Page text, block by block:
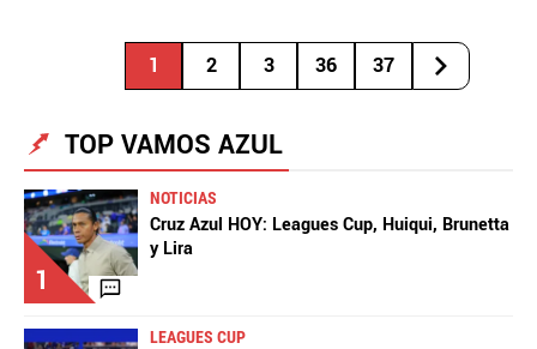
1 2 3 36 37
TOP VAMOS AZUL
1
NOTICIAS
Cruz Azul HOY: Leagues Cup, Huiqui, Brunetta
y Lira
LEAGUES CUP